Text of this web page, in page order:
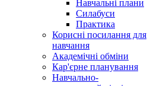
Навчальні плани
Силабуси
Практика
Корисні посилання для
навчання
Академічні обміни
Кар'єрне планування
Навчально-